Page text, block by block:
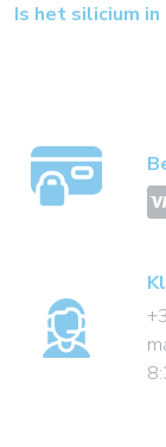
Is het silicium in